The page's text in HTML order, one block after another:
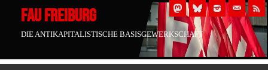
FAU FREIBURG
DIE ANTIKAPITALISTISCHE BASISGEWERKSCHAFT